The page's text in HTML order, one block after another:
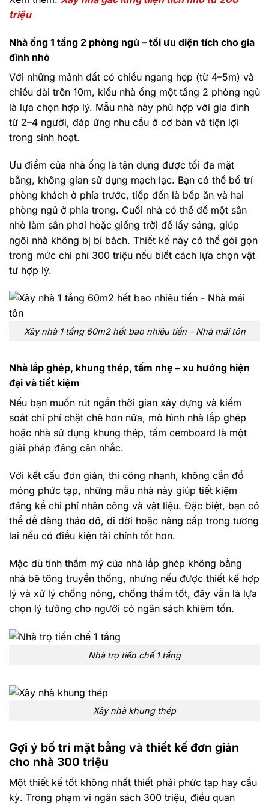
triệu
Nhà ống 1 tầng 2 phòng ngủ – tối ưu diện tích cho gia
đình nhỏ
Với những mảnh đất có chiều ngang hẹp (từ 4–5m) và
chiều dài trên 10m, kiểu nhà ống một tầng 2 phòng ngủ
là lựa chọn hợp lý. Mẫu nhà này phù hợp với gia đình
từ 2–4 người, đáp ứng nhu cầu ở cơ bản và tiện lợi
trong sinh hoạt.
Ưu điểm của nhà ống là tận dụng được tối đa mặt
bằng, không gian sử dụng mạch lạc. Bạn có thể bố trí
phòng khách ở phía trước, tiếp đến là bếp ăn và hai
phòng ngủ ở phía trong. Cuối nhà có thể để một sân
nhỏ làm sân phơi hoặc giếng trời để lấy sáng, giúp
ngôi nhà không bị bí bách. Thiết kế này có thể gói gọn
trong mức chi phí 300 triệu nếu biết cách lựa chọn vật
tư hợp lý.
Xây nhà 1 tầng 60m2 hết bao nhiêu tiền – Nhà mái tôn
Nhà lắp ghép, khung thép, tấm nhẹ – xu hướng hiện
đại và tiết kiệm
Nếu bạn muốn rút ngắn thời gian xây dựng và kiểm
soát chi phí chặt chẽ hơn nữa, mô hình nhà lắp ghép
hoặc nhà sử dụng khung thép, tấm cemboard là một
giải pháp đáng cân nhắc.
Với kết cấu đơn giản, thi công nhanh, không cần đổ
móng phức tạp, những mẫu nhà này giúp tiết kiệm
đáng kể chi phí nhân công và vật liệu. Đặc biệt, bạn có
thể dễ dàng tháo dỡ, di dời hoặc nâng cấp trong tương
lai nếu có điều kiện tài chính tốt hơn.
Mặc dù tính thẩm mỹ của nhà lắp ghép không bằng
nhà bê tông truyền thống, nhưng nếu được thiết kế hợp
lý và xử lý chống nóng, chống thấm tốt, đây vẫn là lựa
chọn lý tưởng cho người có ngân sách khiêm tốn.
Nhà trọ tiền chế 1 tầng
Xây nhà khung thép
Gợi ý bố trí mặt bằng và thiết kế đơn giản
cho nhà 300 triệu
Một thiết kế tốt không nhất thiết phải phức tạp hay cầu
kỳ. Trong phạm vi ngân sách 300 triệu, điều quan